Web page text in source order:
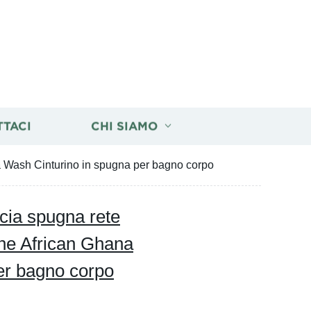
CHI SIAMO
Cinturino in spugna per bagno corpo
spugna rete
African Ghana
bagno corpo